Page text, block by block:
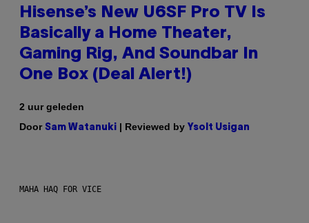
Hisense’s New U6SF Pro TV Is
Basically a Home Theater,
Gaming Rig, And Soundbar In
One Box (Deal Alert!)
2 uur geleden
Door Sam Watanuki | Reviewed by Ysolt Usigan
MAHA HAQ FOR VICE